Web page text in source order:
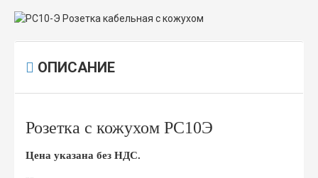
ОПИСАНИЕ
Розетка с кожухом РС10Э
Цена указана без НДС.